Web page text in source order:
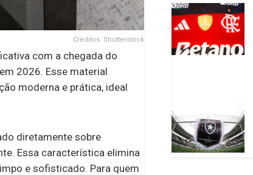
Créditos: Shutterstock
com a chegada do
2026. Esse material
moderna e prática, ideal
diretamente sobre
Essa característica elimina
e sofisticado. Para quem